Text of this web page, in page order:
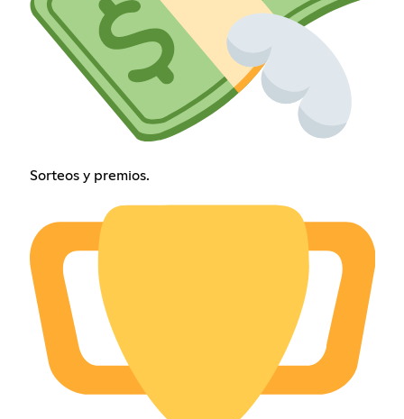
Sorteos y premios.